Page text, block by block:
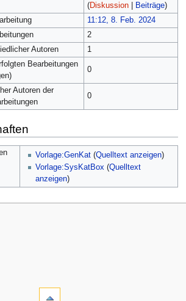
(Diskussion| Beiträge)
11:12, 8. Feb. 2024
2
Autoren
1
Bearbeitungen
0
Autoren der
0
Vorlage:GenKat (Quelltext anzeigen)
Vorlage:SysKatBox (Quelltext
anzeigen)